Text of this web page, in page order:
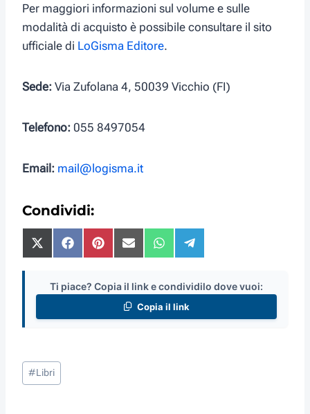
Per maggiori informazioni sul volume e sulle
modalità di acquisto è possibile consultare il sito
ufficiale di LoGisma Editore.
Sede: Via Zufolana 4, 50039 Vicchio (FI)
Telefono: 055 8497054
Email: mail@logisma.it
Condividi:
S
h
e
n
T
w
i
S
h
r
e
n
S
h
r
e
n
S
h
r
e
o
n
S
h
r
e
o
n
S
h
r
e
o
n
Ti piace? Copia il link e condividilo dove vuoi:
Copia il link
Tag
articolo:
#Libri